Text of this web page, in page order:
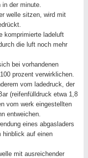
der minute.
welle sitzen, wird mit
komprimierte ladeluft
die luft noch mehr
bei vorhandenen
prozent verwirklichen.
vom ladedruck, der
(reifenfülldruck etwa 1,8
vom werk eingestellten
entweichen.
eines abgasladers
hinblick auf einen
mit ausreichender